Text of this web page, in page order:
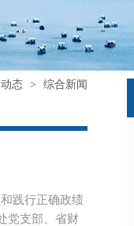
态 > 综合新闻
践行正确政绩
党支部、省财